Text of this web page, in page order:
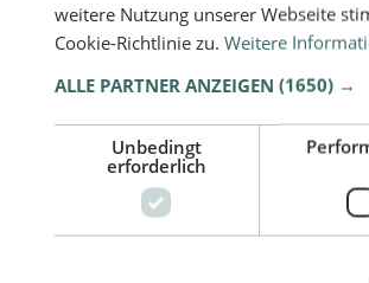
weitere Nutzung unserer Webseite
Cookie-Richtlinie zu. Weitere
ALLE PARTNER ANZEIGEN (1650) →
Unbedingt
erforderlich